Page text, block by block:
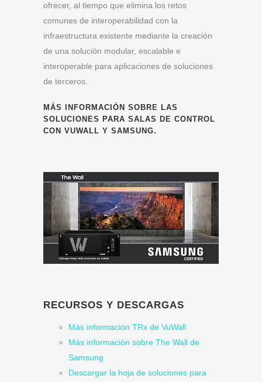
ofrecer, al tiempo que elimina los retos
comunes de interoperabilidad con la
infraestructura existente mediante la creación
de una solución modular, escalable e
interoperable para aplicaciones de soluciones
de terceros.
MÁS INFORMACIÓN SOBRE LAS
SOLUCIONES PARA SALAS DE CONTROL
CON VUWALL Y SAMSUNG.
RECURSOS Y DESCARGAS
Más información TRx de VuWall
Más información sobre The Wall de
Samsung
Descargar la hoja de soluciones para